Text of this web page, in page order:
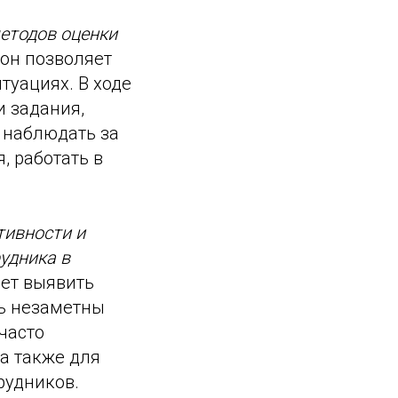
оценки
позволяет
В ходе
задания,
за
работать в
и
в
выявить
незаметны
также для